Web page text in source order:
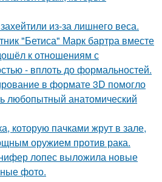
из-за лишнего веса.
"Бетиса" Марк бартра вместе
к отношениям с
- вплоть до формальностей.
в формате 3D помогло
любопытный анатомический
которую пачками жрут в зале,
оружием против рака.
лопес выложила новые
фото.